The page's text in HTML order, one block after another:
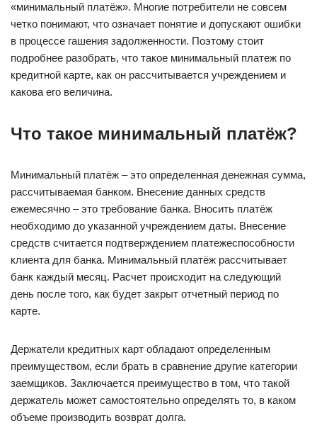
«минимальный платёж». Многие потребители не совсем
четко понимают, что означает понятие и допускают ошибки
в процессе гашения задолженности. Поэтому стоит
подробнее разобрать, что такое минимальный платеж по
кредитной карте, как он рассчитывается учреждением и
какова его величина.
Что такое минимальный платёж?
Минимальный платёж – это определенная денежная сумма,
рассчитываемая банком. Внесение данных средств
ежемесячно – это требование банка. Вносить платёж
необходимо до указанной учреждением даты. Внесение
средств считается подтверждением платежеспособности
клиента для банка. Минимальный платёж рассчитывает
банк каждый месяц. Расчет происходит на следующий
день после того, как будет закрыт отчетный период по
карте.
Держатели кредитных карт обладают определенным
преимуществом, если брать в сравнение другие категории
заемщиков. Заключается преимущество в том, что такой
держатель может самостоятельно определять то, в каком
объеме производить возврат долга.